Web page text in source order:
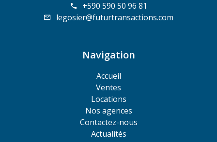
+590 590 50 96 81
legosier@futurtransactions.com
Navigation
Accueil
Ventes
Locations
Nos agences
Contactez-nous
Actualités